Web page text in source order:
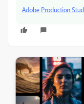
Adobe Production